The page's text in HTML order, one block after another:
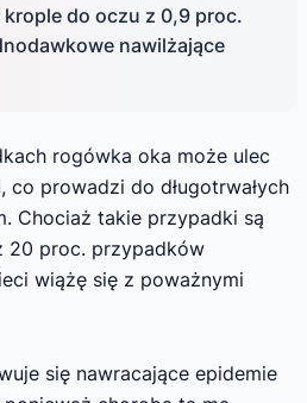
do oczu z 0,9 proc.
nawilżające
rogówka oka może ulec
co prowadzi do długotrwałych
Chociaż takie przypadki są
20 proc. przypadków
wiążę się z poważnymi
się nawracające epidemie